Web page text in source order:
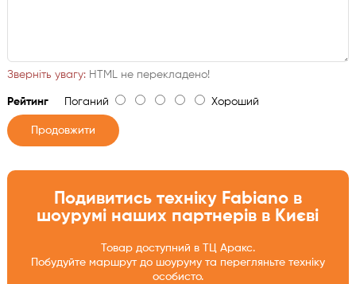
Зверніть увагу:HTML не перекладено!
РейтингПоганий Хороший
Продовжити
Подивитись техніку Fabiano в
шоурумі наших партнерів в Києві
Товар доступний в ТЦ Аракс.
Побудуйте маршрут до шоуруму та перегляньте техніку
особисто.